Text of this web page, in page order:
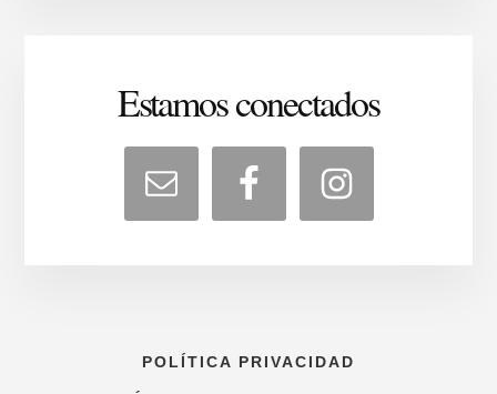
Estamos conectados
POLÍTICA PRIVACIDAD